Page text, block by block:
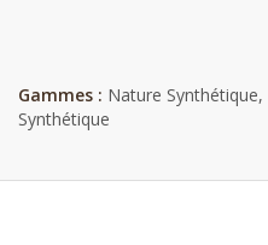
Gammes : Nature Synthétique,
Synthétique